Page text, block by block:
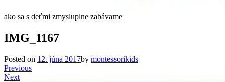
ako sa s deťmi zmysluplne zabávame
IMG_1167
Posted on 12. júna 2017by montessorikids
Previous
Next